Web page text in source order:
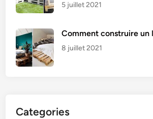
5 juillet 2021
Comment construire un
8 juillet 2021
Categories